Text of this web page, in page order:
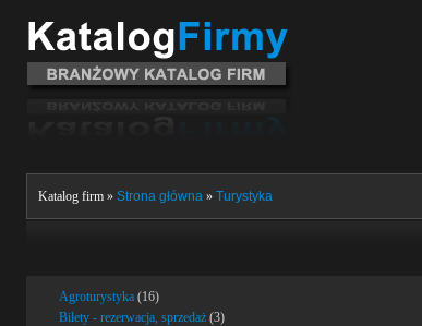
Katalog firm » Strona główna » Turystyka
Agroturystyka (16)
Bilety - rezerwacja, sprzedaż (3)